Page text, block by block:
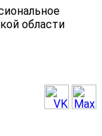
области